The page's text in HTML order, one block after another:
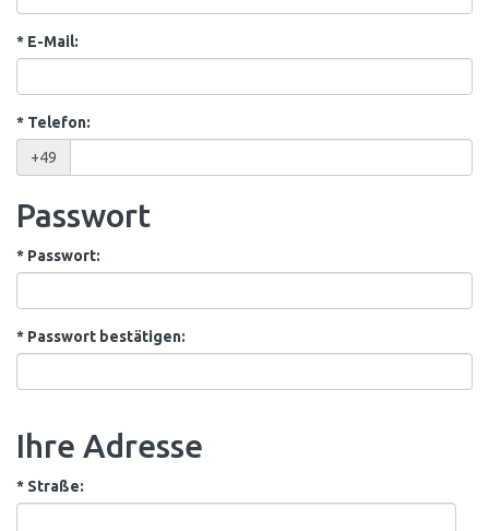
* E-Mail:
* Telefon:
+49
Passwort
* Passwort:
* Passwort bestätigen:
Ihre Adresse
* Straße: